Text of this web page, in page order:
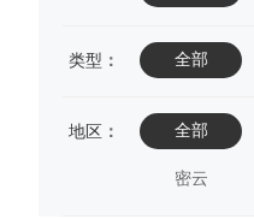
类型 ： 全部
地区 ： 全部
密云